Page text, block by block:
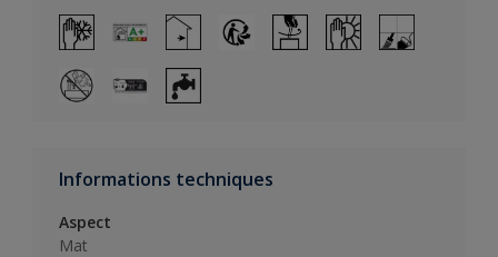
Informations techniques
Aspect
Mat